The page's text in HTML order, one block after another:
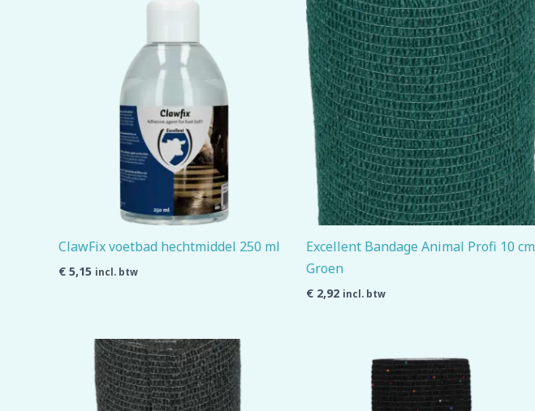
ClawFix voetbad hechtmiddel 250 ml
€ 5,15 incl. btw
Excellent Bandage Animal Profi 10 cm
Groen
€ 2,92 incl. btw